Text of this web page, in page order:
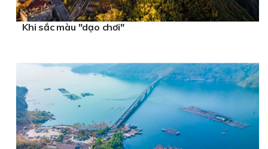
Khi sắc màu "dạo chơi"